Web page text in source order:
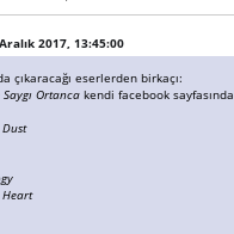
2017, 13:45:00
çıkaracağı eserlerden birkaçı:
Ortanca kendi facebook sayfasında
Dust